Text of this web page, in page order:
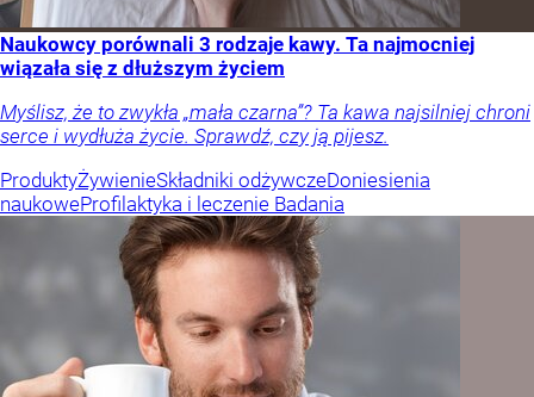
Naukowcy porównali 3 rodzaje kawy. Ta najmocniej
wiązała się z dłuższym życiem
Myślisz, że to zwykła „mała czarna”? Ta kawa najsilniej chroni
serce i wydłuża życie. Sprawdź, czy ją pijesz.
ProduktyŻywienieSkładniki odżywczeDoniesienia
naukoweProfilaktyka i leczenie Badania